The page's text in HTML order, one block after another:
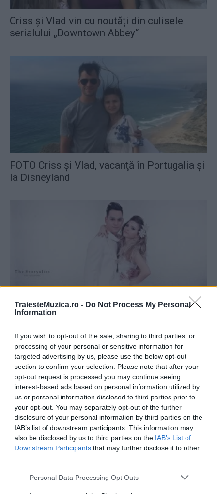
TraiesteMuzica.ro - Do Not Process My Personal
Information
If you wish to opt-out of the sale, sharing to third parties, or
processing of your personal or sensitive information for
targeted advertising by us, please use the below opt-out
section to confirm your selection. Please note that after your
opt-out request is processed you may continue seeing
interest-based ads based on personal information utilized by
us or personal information disclosed to third parties prior to
your opt-out. You may separately opt-out of the further
disclosure of your personal information by third parties on the
IAB’s list of downstream participants. This information may
also be disclosed by us to third parties on the IAB’s List of
Downstream Participants that may further disclose it to other
Please note that this website/app uses one or more Google
Personal Data Processing Opt Outs
Criss și Vlad vin cu noutăți din culisele
serialului „Downtown Abbey“
FOTO Criss și Vlad, vacanţă în Portugalia şi
la Disneyland
FOTO Criss şi Vlad, transformaţi în Crăiasa
FOTO Criss şi Vlad s-au întors din vacanţă: